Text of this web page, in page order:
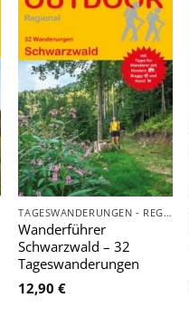
Zu
Wunschliste
hinzufügen
TAGESWANDERUNGEN - REGIONAL
Wanderführer
Schwarzwald – 32
Tageswanderungen
12,90€